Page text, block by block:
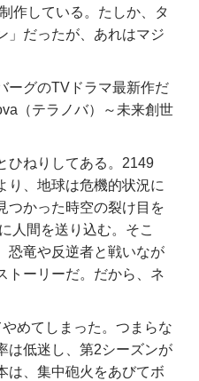
作している。たしか、タ
」だったが、あれはマジ
ーグのTVドラマ最新作だ
（テラノバ）～未来創世
ひねりしてある。2149
り、地球は危機的状況に
つかった時空の裂け目を
人間を送り込む。そこ
恐竜や反逆者と戦いなが
トーリーだ。だから、ネ
めてしまった。つまらな
は低迷し、第2シーズンが
は、集中砲火をあびてボ